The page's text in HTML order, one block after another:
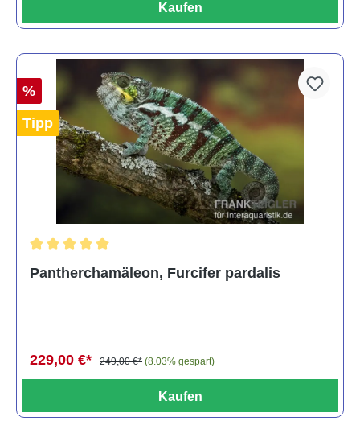
Kaufen
%
Tipp
Pantherchamäleon, Furcifer pardalis
229,00 €* 249,00 €* (8.03% gespart)
Kaufen